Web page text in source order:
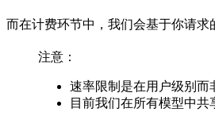
而在计费环节中，我们会基于你请求
注意：
速率限制是在用户级别而
目前我们在所有模型中共